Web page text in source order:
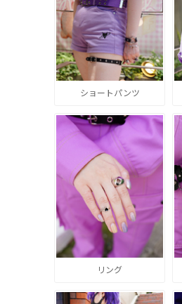
ショートパンツ
リング